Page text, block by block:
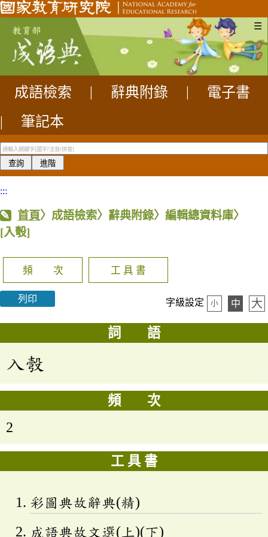
☰
成語檢索 辭典附錄
電子書
|
筆記本
:::
首頁〉成語檢索〉辭典附錄〉編輯總資料庫〉
[入彀]
頻 次 工 具 書
列印 字級設定 小 中 大
詞 語
入彀
頻 次
2
工 具 書
彩圖典故辭典(精)
成語典故文選(上)(下)